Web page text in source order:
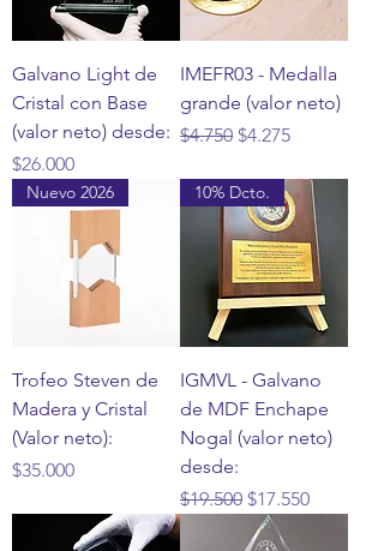
Galvano Light de
Cristal con Base
(valor neto) desde:
Precio
$26.000
IMEFR03 - Medalla
grande (valor neto)
Precio
$4.750 Precio de oferta
$4.275
Nuevo 2026
Trofeo Steven de
Madera y Cristal
(Valor neto):
Precio
$35.000
10% Dcto.
IGMVL - Galvano
de MDF Enchape
Nogal (valor neto)
desde:
Precio
$19.500 Precio de oferta
$17.550